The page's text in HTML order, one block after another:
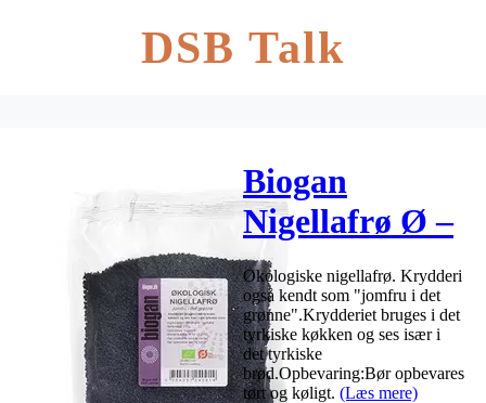
DSB Talk
Biogan
Nigellafrø Ø –
250 g
Økologiske nigellafrø. Krydderi
også kendt som "jomfru i det
grønne".Krydderiet bruges i det
tyrkiske køkken og ses især i
det tyrkiske
brød.Opbevaring:Bør opbevares
tørt og køligt. (Læs mere)